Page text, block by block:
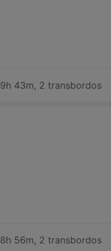
9h 43m, 2 transbordos
8h 56m, 2 transbordos